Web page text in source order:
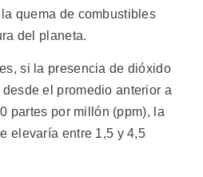
quema de combustibles
del planeta.
si la presencia de dióxido
el promedio anterior a
partes por millón (ppm), la
elevaría entre 1,5 y 4,5